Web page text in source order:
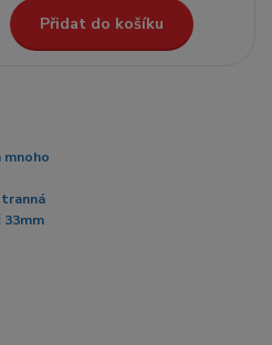
Přidat do košíku